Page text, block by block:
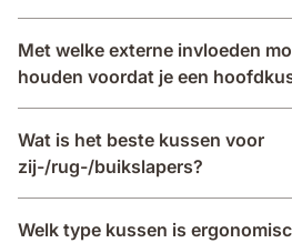
Met welke externe invloeden
houden voordat je een
Wat is het beste kussen voor
zij-/rug-/buikslapers?
Welk type kussen is